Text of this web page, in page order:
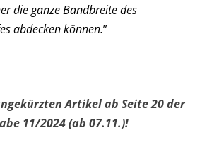
die ganze Bandbreite des
abdecken können.”
Artikel ab Seite 20 der
11/2024 (ab 07.11.)!